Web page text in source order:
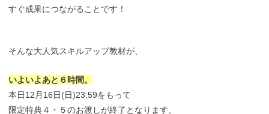
すぐ成果につながることです！
そんな大人気スキルアップ教材が、
いよいよあと６時間。
本日12月16日(日)23:59をもって
限定特典４・５のお渡しが終了となります。